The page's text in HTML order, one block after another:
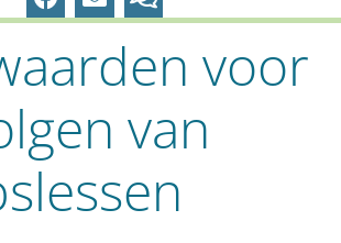
voor
van